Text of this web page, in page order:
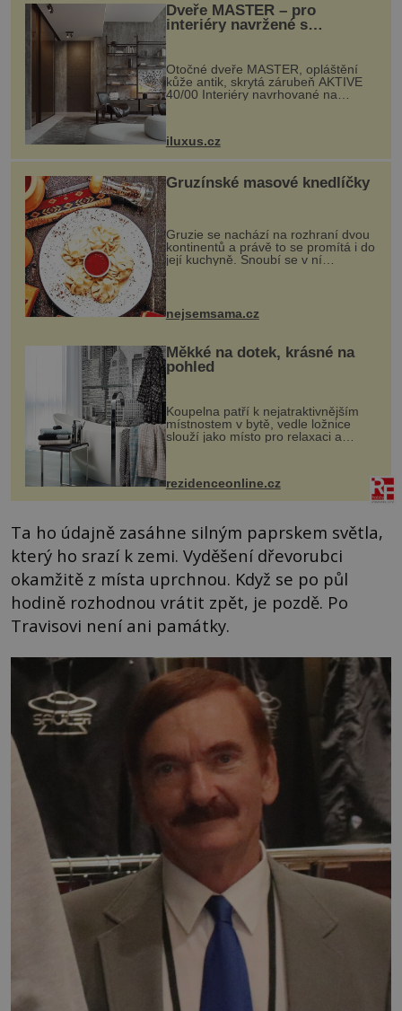
Dveře MASTER – pro
interiéry navržené s
rozumem i vášní!
Otočné dveře MASTER, opláštění
kůže antik, skrytá zárubeň AKTIVE
40/00 Interiéry navrhované na
zakázku často vyžadují atypické
rozměry nejen nábytku, ale i
dnes umož...
iluxus.cz
Gruzínské masové knedlíčky
Gruzie se nachází na rozhraní dvou
kontinentů a právě to se promítá i do
její kuchyně. Snoubí se v ní
evropské a asijské chutě a díky tomu
pokrmy, které rozhodně st...
nejsemsama.cz
Měkké na dotek, krásné na
pohled
Koupelna patří k nejatraktivnějším
místnostem v bytě, vedle ložnice
slouží jako místo pro relaxaci a
odpočinek. Koupelnový textil –
ručníky, osušky a koberečky –
mohou jako mávnutím kouzelného
proutku...
rezidenceonline.cz
Ta ho údajně zasáhne silným paprskem světla,
který ho srazí k zemi. Vyděšení dřevorubci
okamžitě z místa uprchnou. Když se po půl
hodině rozhodnou vrátit zpět, je pozdě. Po
Travisovi není ani památky.